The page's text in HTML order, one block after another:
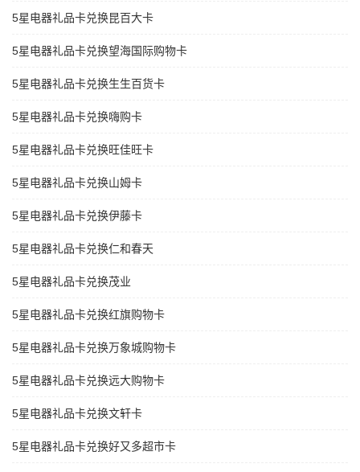
5星电器礼品卡兑换昆百大卡
5星电器礼品卡兑换望海国际购物卡
5星电器礼品卡兑换生生百货卡
5星电器礼品卡兑换嗨购卡
5星电器礼品卡兑换旺佳旺卡
5星电器礼品卡兑换山姆卡
5星电器礼品卡兑换伊藤卡
5星电器礼品卡兑换仁和春天
5星电器礼品卡兑换茂业
5星电器礼品卡兑换红旗购物卡
5星电器礼品卡兑换万象城购物卡
5星电器礼品卡兑换远大购物卡
5星电器礼品卡兑换文轩卡
5星电器礼品卡兑换好又多超市卡